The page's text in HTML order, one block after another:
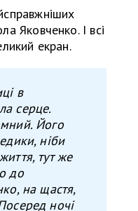
Яковченко. І всі
екран.
в
асерце.
Його
ніби
тут же
до
на щастя,
ночі